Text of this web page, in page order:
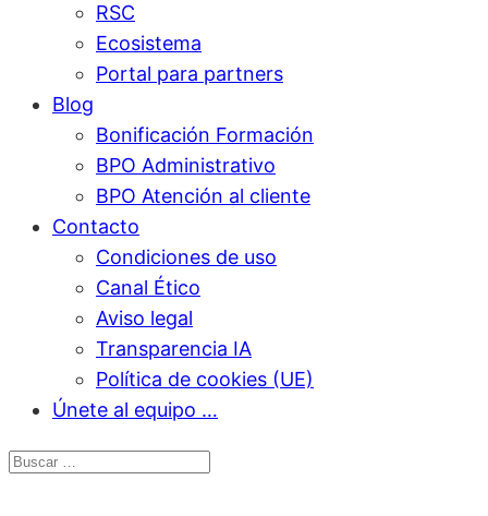
RSC
Ecosistema
Portal para partners
Blog
Bonificación Formación
BPO Administrativo
BPO Atención al cliente
Contacto
Condiciones de uso
Canal Ético
Aviso legal
Transparencia IA
Política de cookies (UE)
Únete al equipo …